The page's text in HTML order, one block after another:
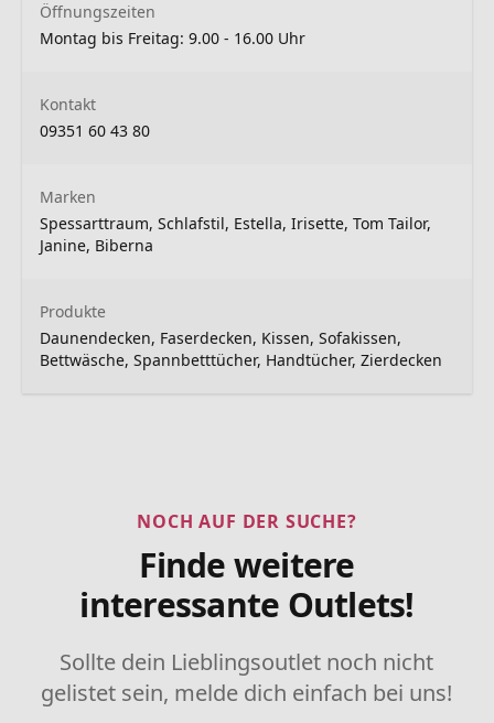
Öffnungszeiten
Montag bis Freitag: 9.00 - 16.00 Uhr
Kontakt
09351 60 43 80
Marken
Spessarttraum, Schlafstil, Estella, Irisette, Tom Tailor,
Janine, Biberna
Produkte
Daunendecken, Faserdecken, Kissen, Sofakissen,
Bettwäsche, Spannbetttücher, Handtücher, Zierdecken
NOCH AUF DER SUCHE?
Finde weitere
interessante Outlets!
Sollte dein Lieblingsoutlet noch nicht
gelistet sein, melde dich einfach bei uns!